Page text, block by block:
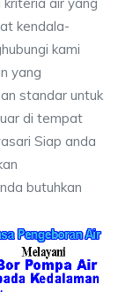
kendala-
kami
yang
standar untuk
di tempat
Siap anda
butuhkan